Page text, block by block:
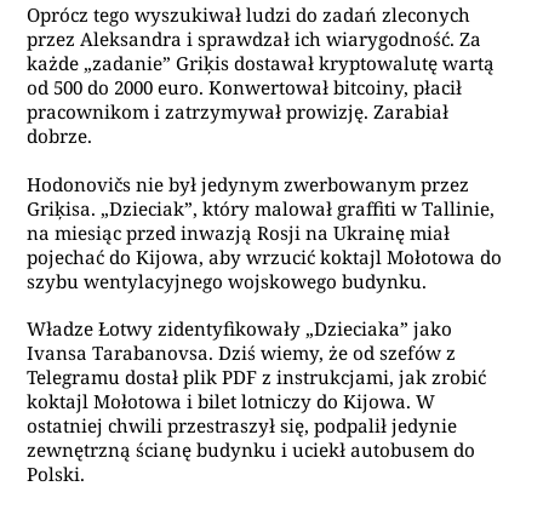
Oprócz tego wyszukiwał ludzi do zadań zleconych
przez Aleksandra i sprawdzał ich wiarygodność. Za
każde „zadanie” Griķis dostawał kryptowalutę wartą
od 500 do 2000 euro. Konwertował bitcoiny, płacił
pracownikom i zatrzymywał prowizję. Zarabiał
dobrze.
Hodonovičs nie był jedynym zwerbowanym przez
Griķisa. „Dzieciak”, który malował graffiti w Tallinie,
na miesiąc przed inwazją Rosji na Ukrainę miał
pojechać do Kijowa, aby wrzucić koktajl Mołotowa do
szybu wentylacyjnego wojskowego budynku.
Władze Łotwy zidentyfikowały „Dzieciaka” jako
Ivansa Tarabanovsa. Dziś wiemy, że od szefów z
Telegramu dostał plik PDF z instrukcjami, jak zrobić
koktajl Mołotowa i bilet lotniczy do Kijowa. W
ostatniej chwili przestraszył się, podpalił jedynie
zewnętrzną ścianę budynku i uciekł autobusem do
Polski.